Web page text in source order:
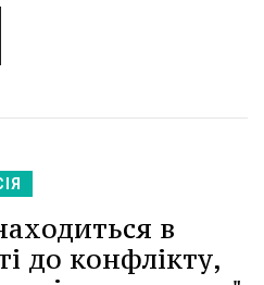
в
до конфлікту,